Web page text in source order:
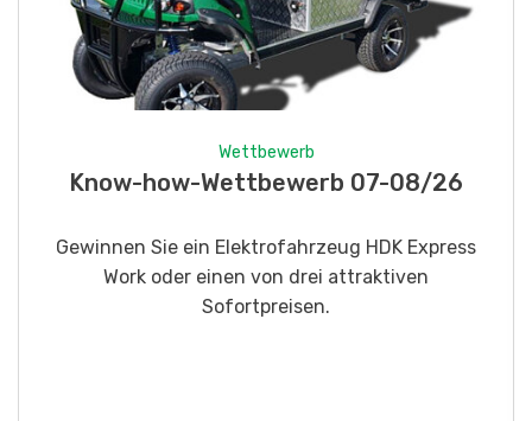
Fotorätsel 07-08/26
Gewinnen Sie eines von fünf LANDI
Taschenmessern